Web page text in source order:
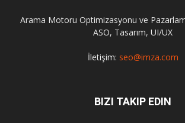
Arama Motoru Optimizasyonu ve
ASO, Tasarım, UI/UX
İletişim: seo@imza.com
BIZI TAKIP EDIN